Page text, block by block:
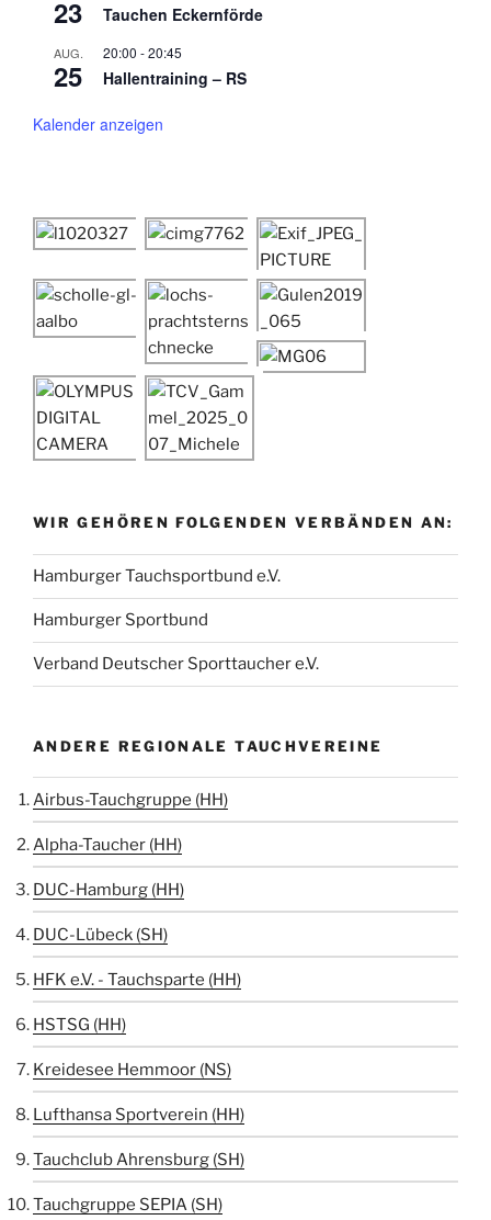
23 Tauchen Eckernförde
AUG.
25
20:00 -20:45
Hallentraining – RS
Kalender anzeigen
WIR GEHÖREN FOLGENDEN VERBÄNDEN AN:
Hamburger Tauchsportbund e.V.
Hamburger Sportbund
Verband Deutscher Sporttaucher e.V.
ANDERE REGIONALE TAUCHVEREINE
Airbus-Tauchgruppe (HH)
Alpha-Taucher (HH)
DUC-Hamburg (HH)
DUC-Lübeck (SH)
HFK e.V. - Tauchsparte (HH)
HSTSG (HH)
Kreidesee Hemmoor (NS)
Lufthansa Sportverein (HH)
Tauchclub Ahrensburg (SH)
Tauchgruppe SEPIA (SH)